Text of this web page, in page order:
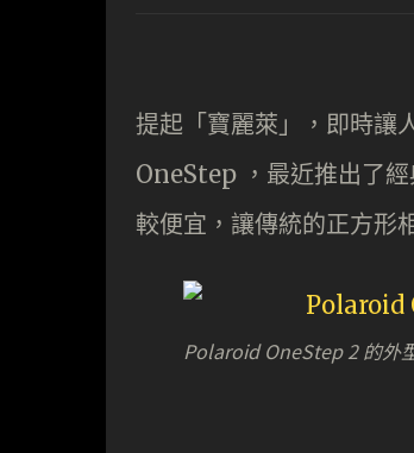
提起「寶麗萊」，即時讓
OneStep ，最近推出了
較便宜，讓傳統的正方形
Polaroid OneStep 2 的外